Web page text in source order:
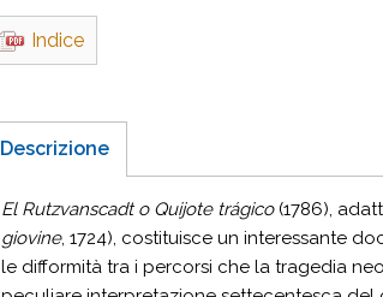
Indice
Descrizione
El Rutzvanscadt o Quijote trágico(1786),
giovine, 1724), costituisce un interessante
le difformità tra i percorsi che la tragedia